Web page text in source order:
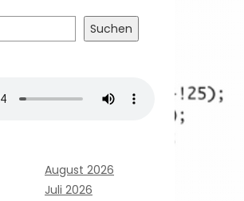
Suchen
August 2026
Juli 2026